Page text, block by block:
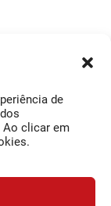
de
Ao clicar em
Bairrada